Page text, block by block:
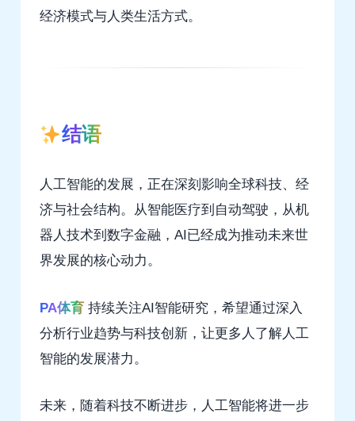
经济模式与人类生活方式。
结语
人工智能的发展，正在深刻影响全球科技、经
济与社会结构。从智能医疗到自动驾驶，从机
器人技术到数字金融，AI已经成为推动未来世
界发展的核心动力。
PA体育 持续关注AI智能研究，希望通过深入
分析行业趋势与科技创新，让更多人了解人工
智能的发展潜力。
未来，随着科技不断进步，人工智能将进一步